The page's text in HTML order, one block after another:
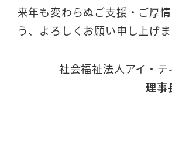
来年も変わらぬご支援・ご厚
う、よろしくお願い申し上げま
社会福祉法人アイ・
理